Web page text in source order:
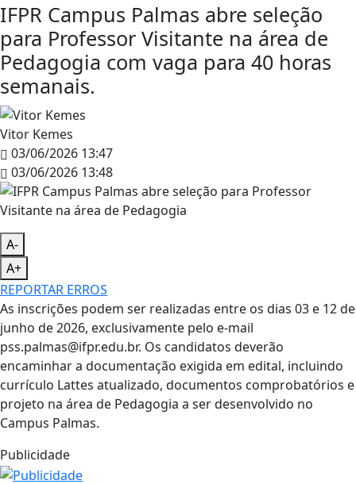
IFPR Campus Palmas abre seleção
para Professor Visitante na área de
Pedagogia com vaga para 40 horas
semanais.
Vitor Kemes
03/06/2026 13:47
03/06/2026 13:48
A-
A+
REPORTAR ERROS
As inscrições podem ser realizadas entre os dias 03 e 12 de
junho de 2026, exclusivamente pelo e-mail
pss.palmas@ifpr.edu.br. Os candidatos deverão
encaminhar a documentação exigida em edital, incluindo
currículo Lattes atualizado, documentos comprobatórios e
projeto na área de Pedagogia a ser desenvolvido no
Campus Palmas.
Publicidade